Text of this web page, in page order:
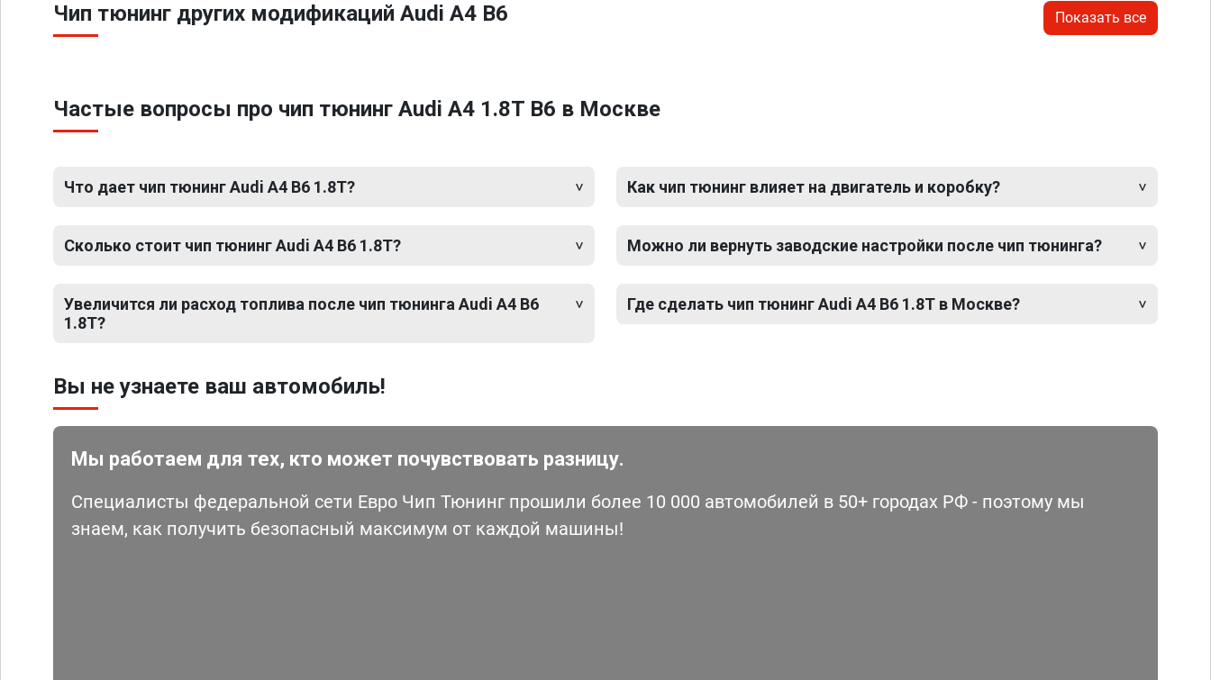
Чип тюнинг других модификаций Audi A4 B6 Показать все
Частые вопросы про чип тюнинг Audi A4 1.8T B6 в Москве
Что дает чип тюнинг Audi A4 B6 1.8T?
Сколько стоит чип тюнинг Audi A4 B6 1.8T?
Увеличится ли расход топлива после чип тюнинга Audi A4 B6
1.8T?
Как чип тюнинг влияет на двигатель и коробку?
Можно ли вернуть заводские настройки после чип тюнинга?
Где сделать чип тюнинг Audi A4 B6 1.8T в Москве?
Вы не узнаете ваш автомобиль!
Мы работаем для тех, кто может почувствовать разницу.
Специалисты федеральной сети Евро Чип Тюнинг прошили более 10 000 автомобилей в 50+ городах РФ - поэтому мы
знаем, как получить безопасный максимум от каждой машины!